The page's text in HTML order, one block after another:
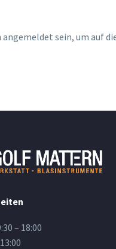
angemeldet sein, um auf
– 18:00